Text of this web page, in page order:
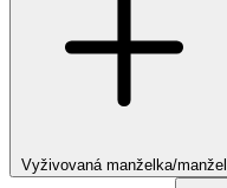
Vyživovaná manželka/manžel